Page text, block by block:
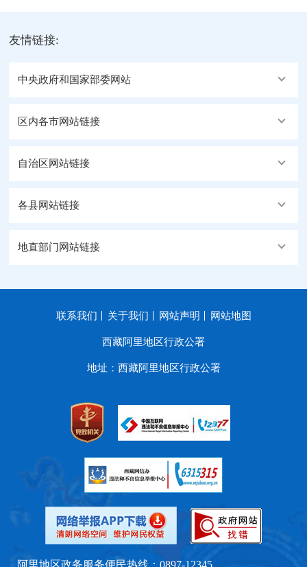
友情链接:
中央政府和国家部委网站
区内各市网站链接
自治区网站链接
各县网站链接
地直部门网站链接
联系我们 关于我们 网站声明 网站地图
西藏阿里地区行政公署
地址：西藏阿里地区行政公署
阿里地区政务服务便民热线：0897-12345